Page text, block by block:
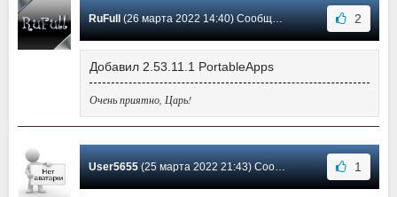
RuFull (26 марта 2022 14:40) Сообщение #412 2
Добавил 2.53.11.1 PortableApps
Очень приятно, Царь!
User5655(25 марта 2022 21:43) Сообщение #411 1